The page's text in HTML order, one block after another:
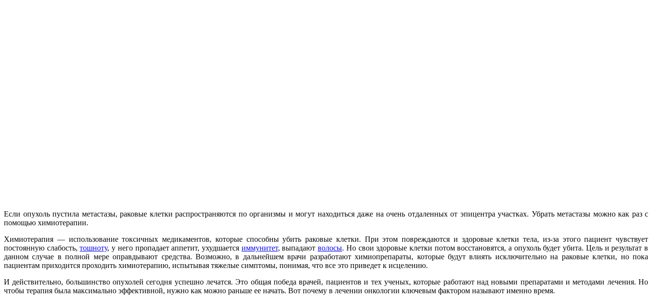
Если опухоль пустила метастазы, раковые клетки распространяются по организмы и могут находиться даже на очень отдаленных от эпицентра участках. Убрать метастазы можно как раз с
помощью химиотерапии.
Химиотерапия — использование токсичных медикаментов, которые способны убить раковые клетки. При этом повреждаются и здоровые клетки тела, из-за этого пациент чувствует
постоянную слабость,тошноту, у него пропадает аппетит, ухудшается иммунитет, выпадаютволосы. Но свои здоровые клетки потом восстановятся, а опухоль будет убита. Цель и результат в
данном случае в полной мере оправдывают средства. Возможно, в дальнейшем врачи разработают химиопрепараты, которые будут влиять исключительно на раковые клетки, но пока
пациентам приходится проходить химиотерапию, испытывая тяжелые симптомы, понимая, что все это приведет к исцелению.
И действительно, большинство опухолей сегодня успешно лечатся. Это общая победа врачей, пациентов и тех ученых, которые работают над новыми препаратами и методами лечения. Но
чтобы терапия была максимально эффективной, нужно как можно раньше ее начать. Вот почему в лечении онкологии ключевым фактором называют именно время.